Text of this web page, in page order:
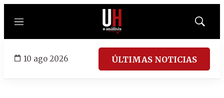
Menú
Mostrar
10 ago 2026 ÚLTIMAS NOTICIAS